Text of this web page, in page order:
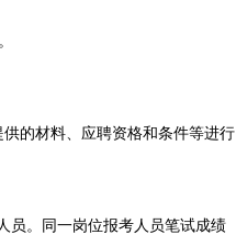
的材料、应聘资格和条件等进行
。同一岗位报考人员笔试成绩